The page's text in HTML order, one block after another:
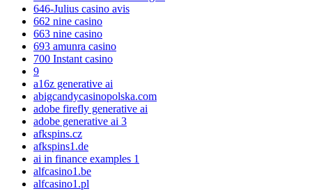
646-Julius casino avis
662 nine casino
663 nine casino
693 amunra casino
700 Instant casino
9
a16z generative ai
abigcandycasinopolska.com
adobe firefly generative ai
adobe generative ai 3
afkspins.cz
afkspins1.de
ai in finance examples 1
alfcasino1.be
alfcasino1.pl